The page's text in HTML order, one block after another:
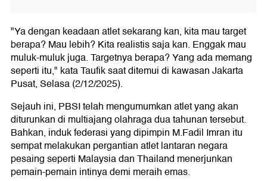
"Ya dengan keadaan atlet sekarang kan, kita mau target
berapa? Mau lebih? Kita realistis saja kan. Enggak mau
muluk-muluk juga. Targetnya berapa? Yang ada memang
seperti itu," kata Taufik saat ditemui di kawasan Jakarta
Pusat, Selasa (2/12/2025).
Sejauh ini, PBSI telah mengumumkan atlet yang akan
diturunkan di multiajang olahraga dua tahunan tersebut.
Bahkan, induk federasi yang dipimpin M.Fadil Imran itu
sempat melakukan pergantian atlet lantaran negara
pesaing seperti Malaysia dan Thailand menerjunkan
pemain-pemain intinya demi meraih emas.